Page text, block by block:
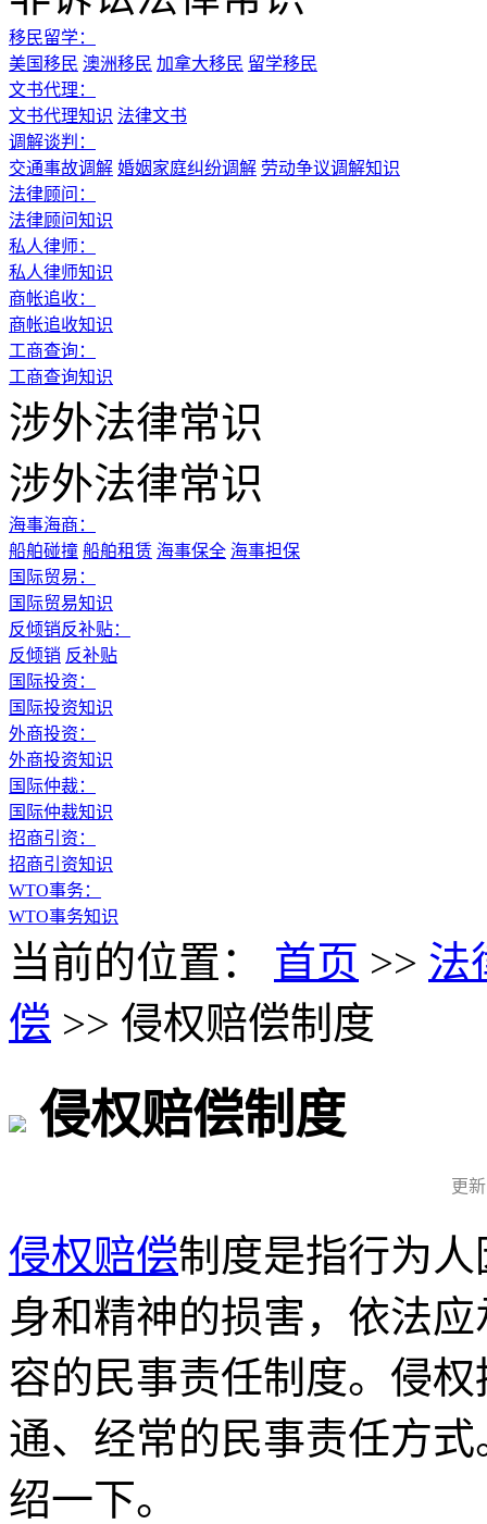
移民留学：
美国移民 澳洲移民 加拿大移民 留学移民
文书代理：
文书代理知识 法律文书
调解谈判：
交通事故调解 婚姻家庭纠纷调解 劳动争议调解知识
法律顾问：
法律顾问知识
私人律师：
私人律师知识
商帐追收：
商帐追收知识
工商查询：
工商查询知识
涉外法律常识
涉外法律常识
海事海商：
船舶碰撞 船舶租赁 海事保全 海事担保
国际贸易：
国际贸易知识
反倾销反补贴：
反倾销 反补贴
国际投资：
国际投资知识
外商投资：
外商投资知识
国际仲裁：
国际仲裁知识
招商引资：
招商引资知识
WTO事务：
WTO事务知识
当前的位置： 首页 >> 法
偿 >> 侵权赔偿制度
侵权赔偿制度
更
侵权赔偿制度是指行为
身和精神的损害，依法
容的民事责任制度。侵
通、经常的民事责任方
绍一下。